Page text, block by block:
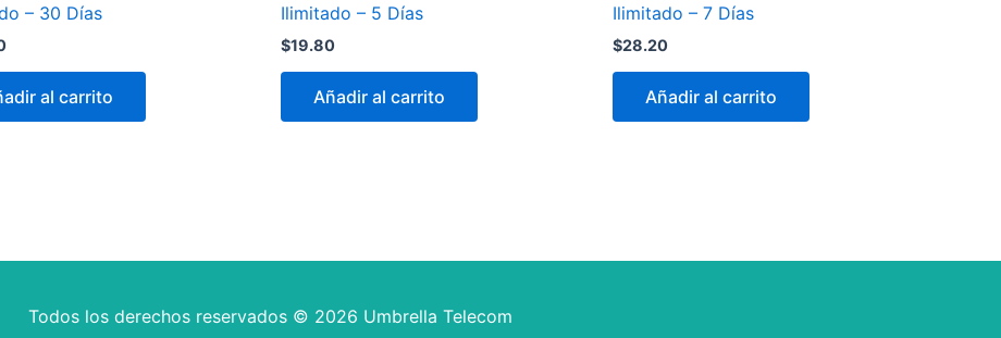
– 30 Días
al carrito
Ilimitado – 5 Días
$19.80
Añadir al carrito
Ilimitado – 7 Días
$28.20
Añadir al carrito
Todos los derechos reservados © 2026 Umbrella Telecom